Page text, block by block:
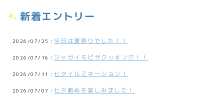
新着エントリー
2026/07/25：今日は夏祭りでした！！
2026/07/16： ジャガイモピザクッキング！！
2026/07/11：七夕イルミネーション！
2026/07/07：七夕劇🎋を楽しみました！